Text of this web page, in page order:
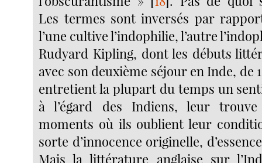
Les termes sont inversés par
l’une cultive l’indophilie, l’autre
Rudyard Kipling, dont les débuts
avec son deuxième séjour en Inde, de
entretient la plupart du temps un
à l’égard des Indiens, leur
moments où ils oublient leur
sorte d’innocence originelle,
Mais la littérature anglaise sur